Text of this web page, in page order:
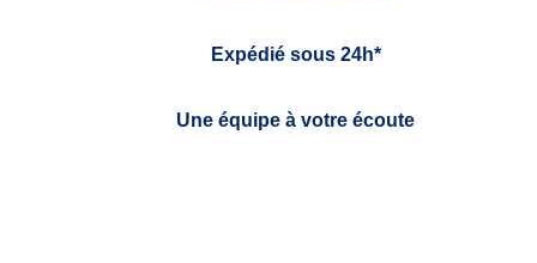
Expédié sous 24h*
Une équipe à votre écoute